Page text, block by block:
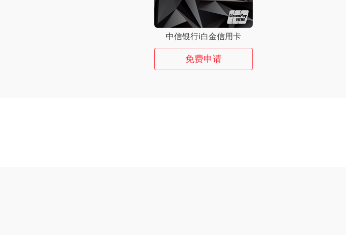
中信银行i白金信用卡
免费申请